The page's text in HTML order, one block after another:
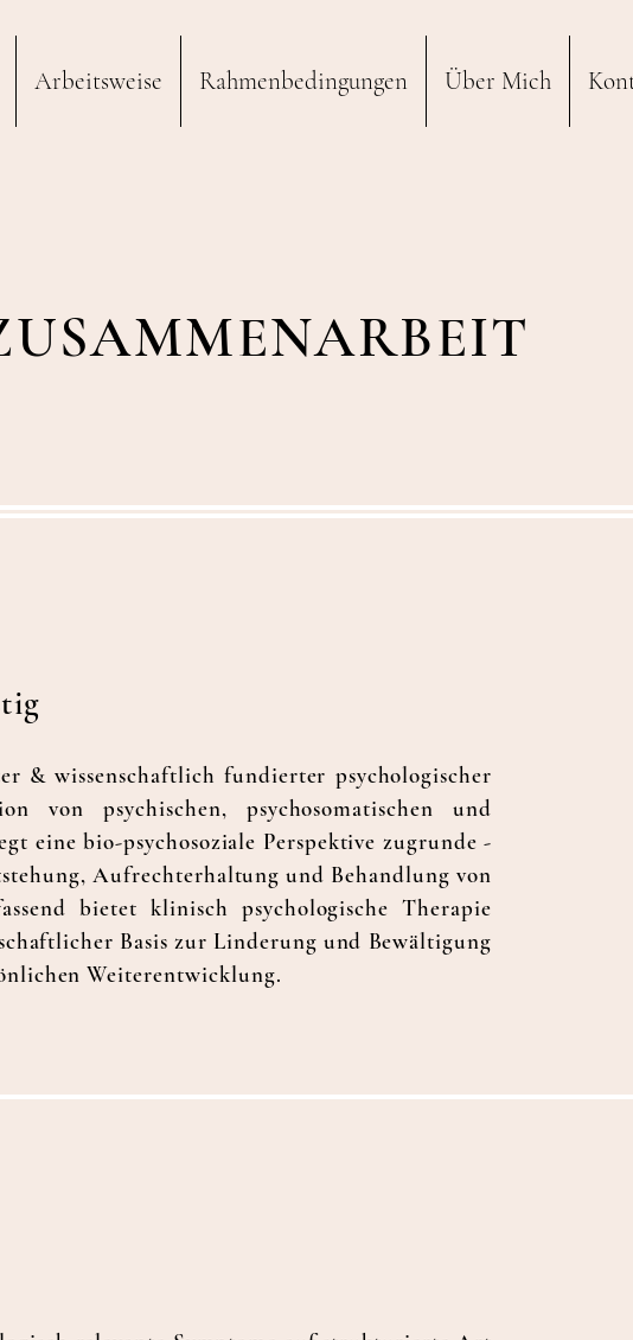
Arbeitsweise Rahmenbedingungen Über Mich
& wissenschaftlich fundierter psychologischer
von psychischen, psychosomatischen und
eine bio-psychosoziale Perspektive zugrunde -
Aufrechterhaltung und Behandlung von
bietet klinisch psychologische Therapie
Basis zur Linderung und Bewältigung
Weiterentwicklung.